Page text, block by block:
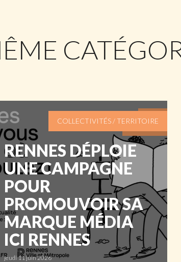
COLLECTIVITÉS / TERRITOIRE
RENNES DÉPLOIE
UNE CAMPAGNE
POUR
PROMOUVOIR SA
MARQUE MÉDIA
ICI RENNES
jeudi 11 juin 2026